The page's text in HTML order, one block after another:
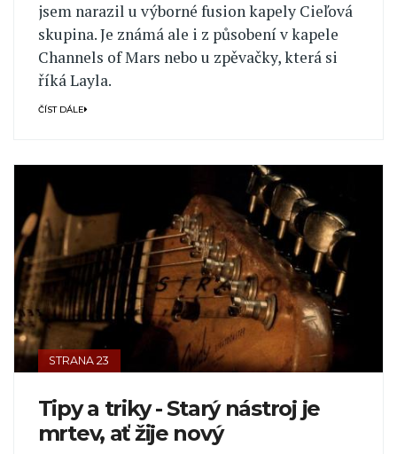
jsem narazil u výborné fusion kapely Cieľová
skupina. Je známá ale i z působení v kapele
Channels of Mars nebo u zpěvačky, která si
říká Layla.
ČÍST DÁLE
STRANA 23
Tipy a triky - Starý nástroj je
mrtev, ať žije nový